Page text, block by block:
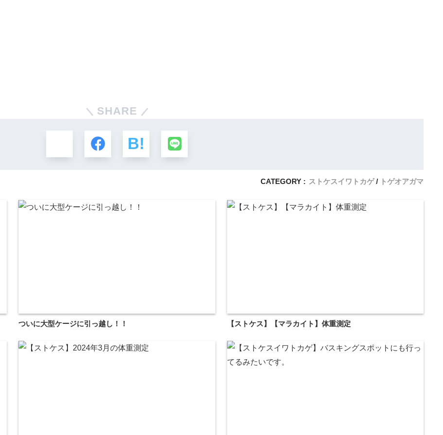
SHARE
CATEGORY : ストケスイワトカゲ トゲオアガマ
ついに大型ケージに引っ越し！！ 【ストケス】【マラカイト】体重測定